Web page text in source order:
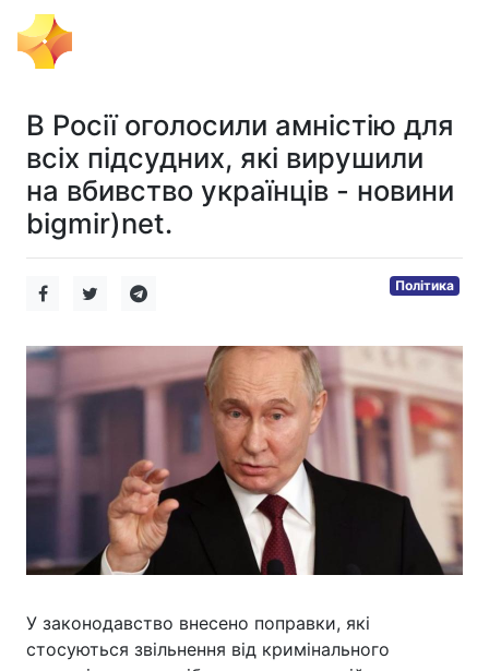
В Росії оголосили амністію для
всіх підсудних, які вирушили
на вбивство українців - новини
bigmir)net.
Політика
У законодавство внесено поправки, які
стосуються звільнення від кримінального